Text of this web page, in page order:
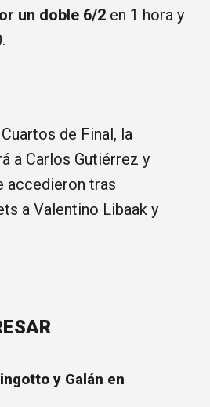
un doble 6/2 en 1 hora y
de Final, la
a Carlos Gutiérrez y
accedieron tras
a Valentino Libaak y
y Galán en